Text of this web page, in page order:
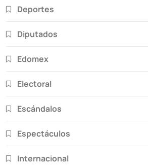
Deportes
Diputados
Edomex
Electoral
Escándalos
Espectáculos
Internacional